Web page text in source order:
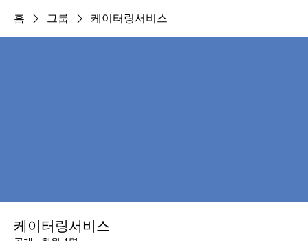
홈 그룹 케이터링서비스
케이터링서비스